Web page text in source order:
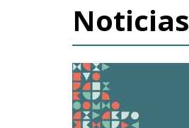
Noticias